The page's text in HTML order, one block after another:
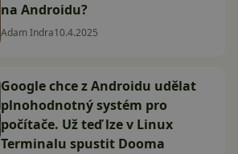
na Androidu?
Adam Indra10.4.2025
Google chce z Androidu udělat
plnohodnotný systém pro
počítače. Už teď lze v Linux
Terminalu spustit Dooma